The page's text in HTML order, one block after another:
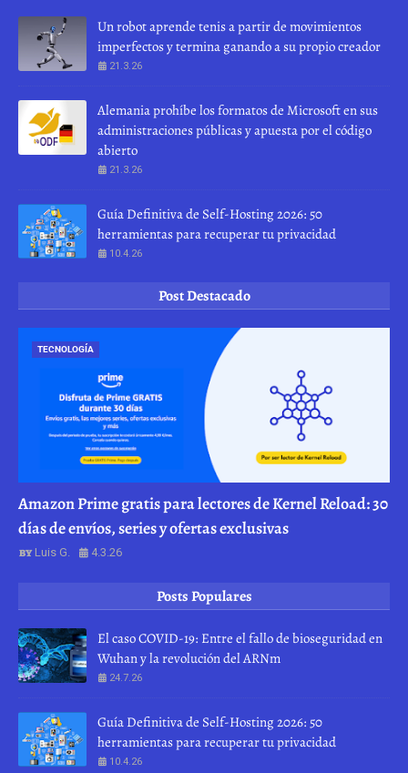
Un robot aprende tenis a partir de movimientos
imperfectos y termina ganando a su propio creador
21.3.26
Alemania prohíbe los formatos de Microsoft en sus
administraciones públicas y apuesta por el código
abierto
21.3.26
Guía Definitiva de Self-Hosting 2026: 50
herramientas para recuperar tu privacidad
10.4.26
Post Destacado
TECNOLOGÍA
Amazon Prime gratis para lectores de Kernel Reload: 30
días de envíos, series y ofertas exclusivas
Luis G. 4.3.26
Posts Populares
El caso COVID-19: Entre el fallo de bioseguridad en
Wuhan y la revolución del ARNm
24.7.26
Guía Definitiva de Self-Hosting 2026: 50
herramientas para recuperar tu privacidad
10.4.26